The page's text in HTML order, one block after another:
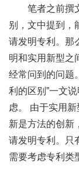
笔者之前撰
别，文中提到，
请发明专利。那
明和实用新型之
经常问到的问题
利的区别”一文
虑。 由于实用
新是方法的创新
请发明专利。只
需要考虑专利类